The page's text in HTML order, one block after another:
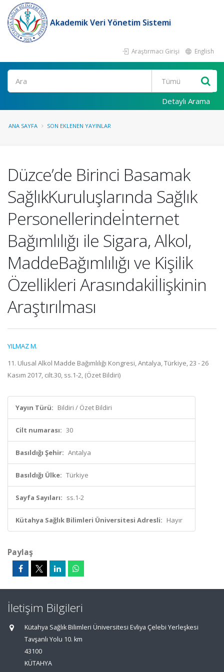
Akademik Veri Yönetim Sistemi
Araştırmacı Girişi English
Ara
Detaylı Arama
ANA SAYFA SON EKLENEN YAYINLAR
Düzce’de Birinci Basamak
SağlıkKuruluşlarında Sağlık
Personellerindeİnternet
Bağımlılığı ile Sigara, Alkol,
MaddeBağımlılığı ve Kişilik
Özellikleri Arasındakiİlişkinin
Araştırılması
YILMAZ M.
11. Ulusal Alkol Madde Bağımlılığı Kongresi, Antalya, Türkiye, 23 - 26
Kasım 2017, cilt.30, ss.1-2, (Özet Bildiri)
Yayın Türü: Bildiri / Özet Bildiri
Cilt numarası: 30
Basıldığı Şehir: Antalya
Basıldığı Ülke: Türkiye
Sayfa Sayıları: ss.1-2
Kütahya Sağlık Bilimleri Üniversitesi Adresli: Hayır
Paylaş
İletişim Bilgileri
Kütahya Sağlık Bilimleri Üniversitesi Evliya Çelebi Yerleşkesi
Tavşanlı Yolu 10. km
43100
KÜTAHYA